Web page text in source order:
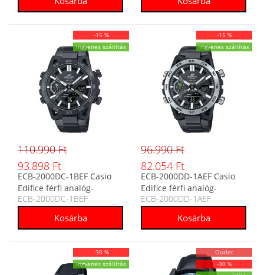
-15 %
ingyenes szállítás
110.990 Ft
93.898 Ft
ECB-2000DC-1BEF Casio
Edifice férfi analóg-
digitális karóra
ECB-2000DC-1BEF
-15 %
ingyenes szállítás
96.990 Ft
82.054 Ft
ECB-2000DD-1AEF Casio
Edifice férfi analóg-
digitális karóra
ECB-2000DD-1AEF
-30 %
ingyenes szállítás
Outlet
-30 %